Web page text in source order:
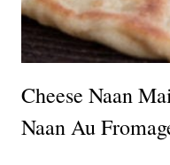
Cheese Naan
Naan Au